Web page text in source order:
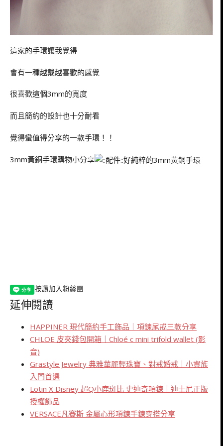
這家的手環讓我覺得
會有一種越戴越喜歡的感覺
很喜歡這個3mm的寬度
而且簡約的設計也十分耐看
覺得蠻值得分享的一款手環！！
3mm黃銅手環購物小分享
按讚加入粉絲團
延伸閱讀
HAPPINER 現代簡約手工飾品｜項鍊尾戒三款分享
CHLOE 皮夾錢包開箱｜Chloé c mini trifold wallet (影
音)
Grastyle Jewelry 典雅華麗輕珠寶、對戒婚戒｜小資族
入門首選
Lotin X Disney 超Q小鹿斑比 史迪奇項鍊｜迪士尼正版
授權飾品
VERSACE凡賽斯 金屬心形項鍊手鍊穿搭分享